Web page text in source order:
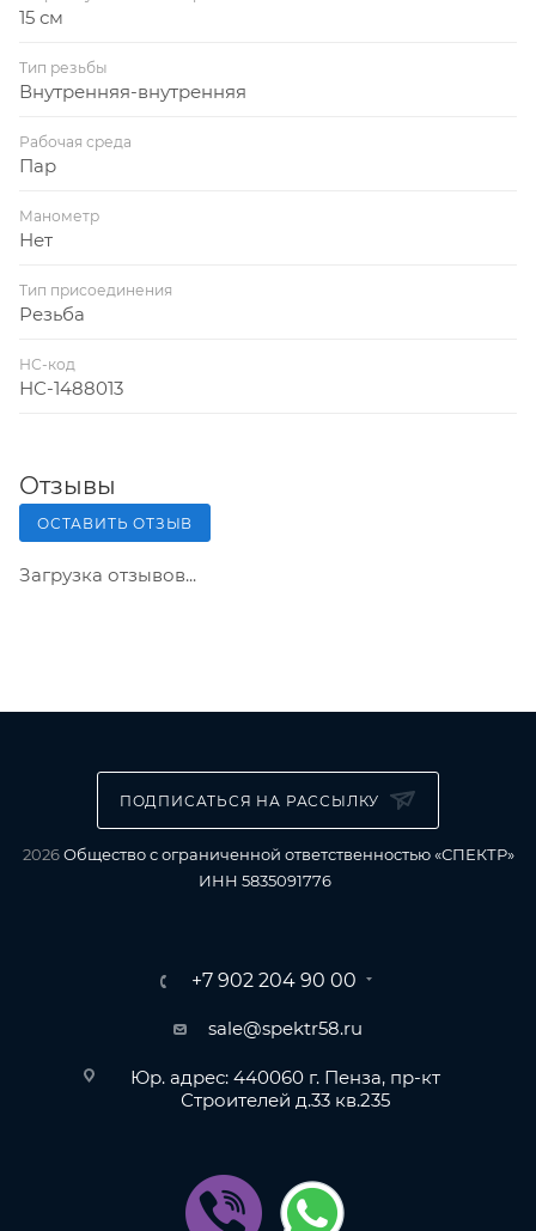
15 см
Тип резьбы
Внутренняя-внутренняя
Рабочая среда
Пар
Манометр
Нет
Тип присоединения
Резьба
НС-код
НС-1488013
Отзывы
ОСТАВИТЬ ОТЗЫВ
Загрузка отзывов...
ПОДПИСАТЬСЯ НА РАССЫЛКУ
2026Общество с ограниченной ответственностью «СПЕКТР»
ИНН 5835091776
+7 902 204 90 00
sale@spektr58.ru
Юр. адрес: 440060 г. Пенза, пр-кт
Строителей д.33 кв.235